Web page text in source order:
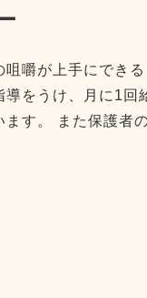
嚼が上手にでき
をうけ、月に1回
す。 また保護者